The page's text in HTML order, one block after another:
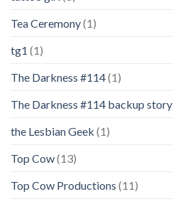
Tea Ceremony(1)
tg1 (1)
The Darkness #114(1)
The Darkness #114 backup story
the Lesbian Geek (1)
Top Cow(13)
Top Cow Productions (11)